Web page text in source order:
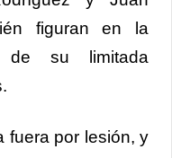
figuran en la
de su limitada
fuera por lesión, y